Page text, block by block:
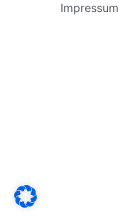
Impressum